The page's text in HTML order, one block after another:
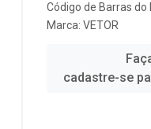
Código de Barras
Marca: VETOR
cadastre-se